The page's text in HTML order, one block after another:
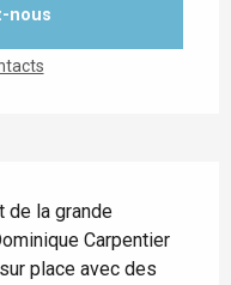
nous
de la grande
Carpentier
place avec des